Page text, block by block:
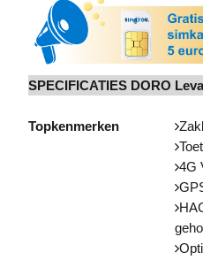
SPECIFICATIES DORO
Topkenmerken
4G